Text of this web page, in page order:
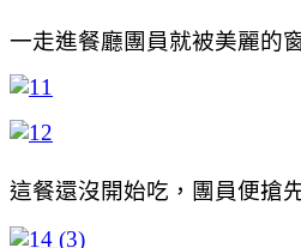
一走進餐廳團員就被美麗的
這餐還沒開始吃，團員便搶